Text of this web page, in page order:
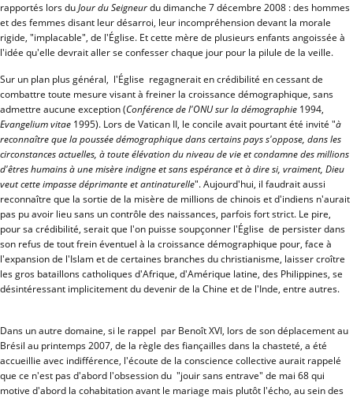
rapportés lors duJour du Seigneurdu dimanche 7 décembre 2008 : des hommes
et des femmes disant leur désarroi, leur incompréhension devant la morale
rigide, "implacable", de l'Église. Et cette mère de plusieurs enfants angoissée à
l'idée qu'elle devrait aller se confesser chaque jour pour la pilule de la veille.
Sur un plan plus général, l'Église regagnerait en crédibilité en cessant de
combattre toute mesure visant à freiner la croissance démographique, sans
admettre aucune exception (Conférence de l'ONU sur la démographie 1994,
Evangelium vitae 1995). Lors de Vatican II, le concile avait pourtant été invité "à
reconnaître que la poussée démographique dans certains pays s'oppose, dans les
circonstances actuelles, à toute élévation du niveau de vie et condamne des millions
d'êtres humains à une misère indigne et sans espérance et à dire si, vraiment, Dieu
veut cette impasse déprimante et antinaturelle". Aujourd'hui, il faudrait aussi
reconnaître que la sortie de la misère de millions de chinois et d'indiens n'aurait
pas pu avoir lieu sans un contrôle des naissances, parfois fort strict. Le pire,
pour sa crédibilité, serait que l'on puisse soupçonner l'Église de persister dans
son refus de tout frein éventuel à la croissance démographique pour, face à
l'expansion de l'Islam et de certaines branches du christianisme, laisser croître
les gros bataillons catholiques d'Afrique, d'Amérique latine, des Philippines, se
désintéressant implicitement du devenir de la Chine et de l'Inde, entre autres.
Dans un autre domaine, si le rappel par Benoît XVI, lors de son déplacement au
Brésil au printemps 2007, de la règle des fiançailles dans la chasteté, a été
accueillie avec indifférence, l'écoute de la conscience collective aurait rappelé
que ce n'est pas d'abord l'obsession du "jouir sans entrave" de mai 68 qui
motive d'abord la cohabitation avant le mariage mais plutôt l'écho, au sein des